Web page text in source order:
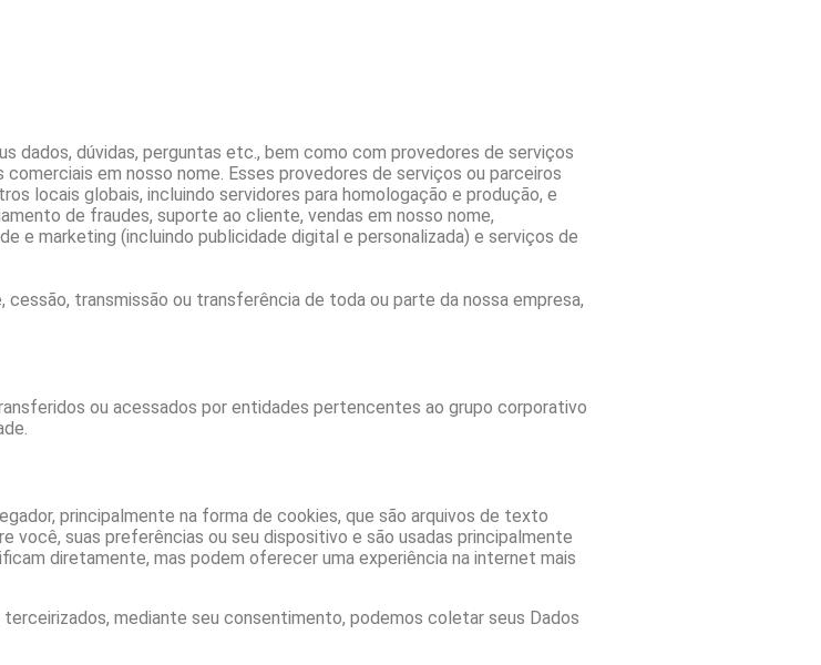
dados, dúvidas, perguntas etc., bem como com provedores de serviços
em nosso nome. Esses provedores de serviços ou parceiros
locais globais, incluindo servidores para homologação e produção, e
de fraudes, suporte ao cliente, vendas em nosso nome,
e marketing (incluindo publicidade digital e personalizada) e serviços de
transmissão ou transferência de toda ou parte da nossa empresa,
ou acessados por entidades pertencentes ao grupo corporativo
principalmente na forma de cookies, que são arquivos de texto
você, suas preferências ou seu dispositivo e são usadas principalmente
diretamente, mas podem oferecer uma experiência na internet mais
mediante seu consentimento, podemos coletar seus Dados